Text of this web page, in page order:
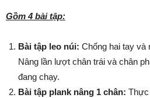
Gồm 4 bài tập:
Bài tập leo núi: Chống hai tay và
Nâng lần lượt chân trái và chân
đang chạy.
Bài tập plank nâng 1 chân: Thực